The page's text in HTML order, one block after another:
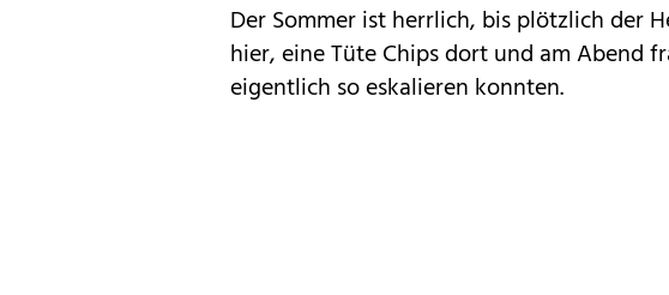
Der Sommer ist herrlich, bis plötzlich der
hier, eine Tüte Chips dort und am Abend
eigentlich so eskalieren konnten.